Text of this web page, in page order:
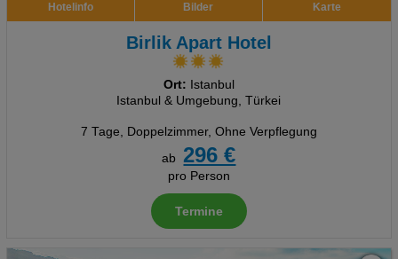
Hotelinfo Bilder Karte
Birlik Apart Hotel
Ort: Istanbul
Istanbul & Umgebung, Türkei
7 Tage, Doppelzimmer, Ohne Verpflegung
ab
296 €
pro Person
Termine